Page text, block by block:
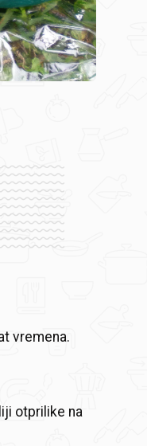
vremena.
otprilike na